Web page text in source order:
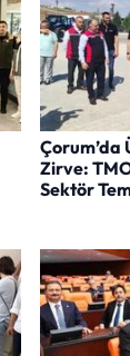
Zirve:
Sektör